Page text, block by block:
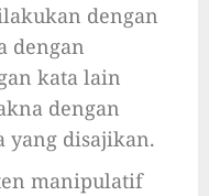
dengan
dengan
kata lain
dengan
yang disajikan.
manipulatif